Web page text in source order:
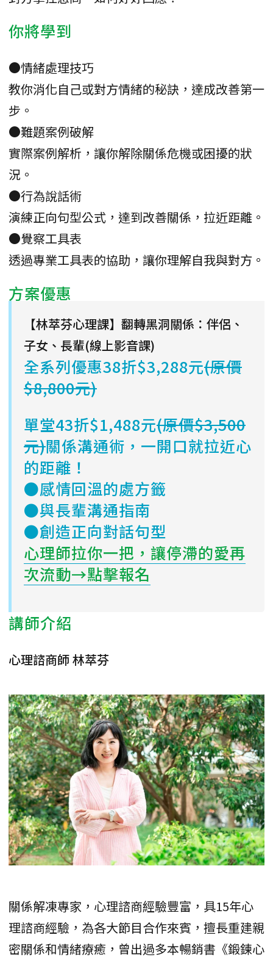
你將學到
●情緒處理技巧
教你消化自己或對方情緒的秘訣，達成改善第一
步。
●難題案例破解
實際案例解析，讓你解除關係危機或困擾的狀
況。
●行為說話術
演練正向句型公式，達到改善關係，拉近距離。
●覺察工具表
透過專業工具表的協助，讓你理解自我與對方。
方案優惠
【林萃芬心理課】翻轉黑洞關係：伴侶、
子女、長輩(線上影音課)
全系列優惠38折$3,288元(原價
$8,800元)
單堂43折$1,488元(原價$3,500
元)關係溝通術，一開口就拉近心
的距離！
●感情回溫的處方籤
●與長輩溝通指南
●創造正向對話句型
心理師拉你一把，讓停滯的愛再
次流動→點擊報名
講師介紹
心理諮商師 林萃芬
關係解凍專家，心理諮商經驗豐富，具15年心
理諮商經驗，為各大節目合作來賓，擅長重建親
密關係和情緒療癒，曾出過多本暢銷書《鍛鍊心